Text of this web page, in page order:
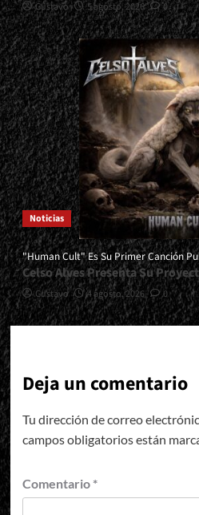
Gustavo 5 agosto, 2026 0
Noticias
"Human Cult" Es Su Primer Canción
Celso Alves Presenta Su
Gustavo 4 agosto, 2026 0
Deja un comentario
Tu dirección de correo
campos obligatorios están
Comentario *